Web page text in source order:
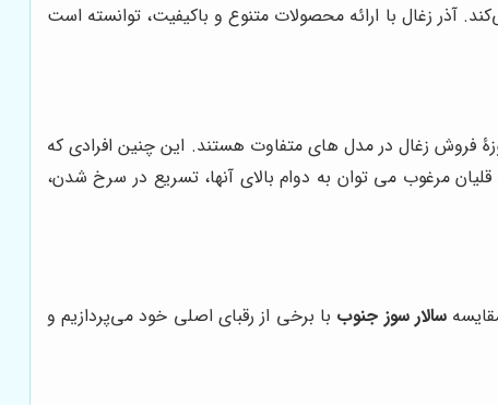
آذر زغال با ارائه محصولات متنوع و باکیفیت، توانسته است
فروش زغال در مدل های متفاوت هستند. این چنین افرادی که
مرغوب می توان به دوام بالای آنها، تسریع در سرخ شدن،
سالار سوز جنوب با برخی از رقبای اصلی خود می‌پردازیم و